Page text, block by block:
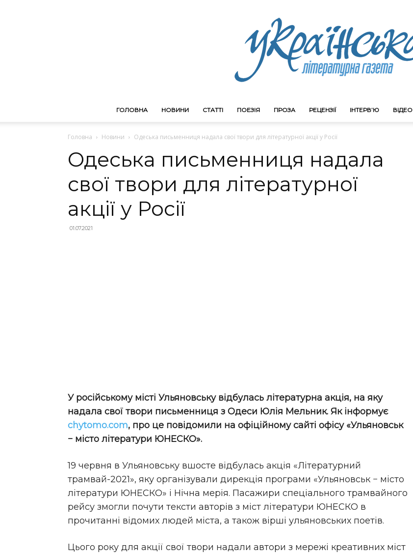
ГОЛОВНА НОВИНИ СТАТТІ ПОЕЗІЯ ПРОЗА РЕЦЕНЗІЇ ІНТЕРВ’Ю ВІДЕО
Головна Новини Одеська письменниця надала свої твори для літературної акції у Росії
Одеська письменниця надала
свої твори для літературної
акції у Росії
01.07.2021
У російському місті Ульяновську відбулась літературна акція, на яку
надала свої твори письменниця з Одеси Юлія Мельник. Як інформує
chytomo.com, про це повідомили на офіційному сайті офісу «Ульяновськ
− місто літератури ЮНЕСКО».
19 червня в Ульяновську вшосте відбулась акція «Літературний
трамвай-2021», яку організували дирекція програми «Ульяновськ − місто
літератури ЮНЕСКО» і Нічна мерія. Пасажири спеціального трамвайного
рейсу змогли почути тексти авторів з міст літератури ЮНЕСКО в
прочитанні відомих людей міста, а також вірші ульяновських поетів.
Цього року для акції свої твори надали автори з мережі креативних міст